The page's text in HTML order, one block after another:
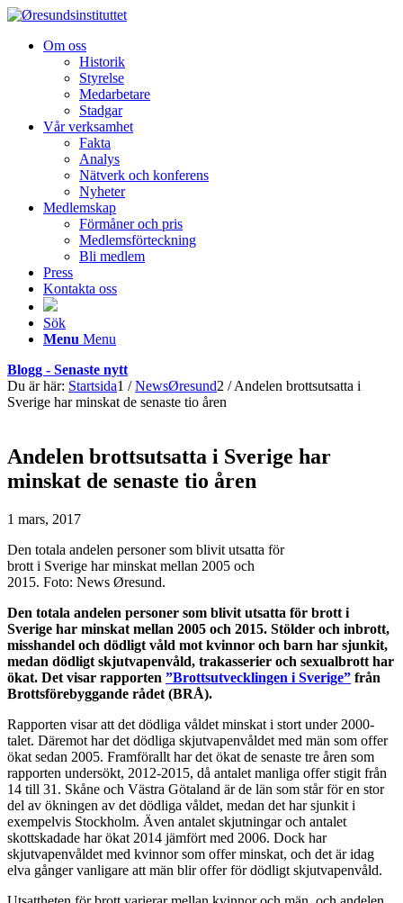
Om oss
Historik
Styrelse
Medarbetare
Stadgar
Vår verksamhet
Fakta
Analys
Nätverk och konferens
Nyheter
Medlemskap
Förmåner och pris
Medlemsförteckning
Bli medlem
Press
Kontakta oss
Sök
Menu Menu
Blogg - Senaste nytt
Du är här: Startsida1 / NewsØresund2 / Andelen brottsutsatta i
Sverige har minskat de senaste tio åren
Andelen brottsutsatta i Sverige har
minskat de senaste tio åren
1 mars, 2017
Den totala andelen personer som blivit utsatta för
brott i Sverige har minskat mellan 2005 och
2015. Foto: News Øresund.
Den totala andelen personer som blivit utsatta för brott i
Sverige har minskat mellan 2005 och 2015. Stölder och inbrott,
misshandel och dödligt våld mot kvinnor och barn har sjunkit,
medan dödligt skjutvapenvåld, trakasserier och sexualbrott har
ökat. Det visar rapporten ”Brottsutvecklingen i Sverige” från
Brottsförebyggande rådet (BRÅ).
Rapporten visar att det dödliga våldet minskat i stort under 2000-
talet. Däremot har det dödliga skjutvapenvåldet med män som offer
ökat sedan 2005. Framförallt har det ökat de senaste tre åren som
rapporten undersökt, 2012-2015, då antalet manliga offer stigit från
14 till 31. Skåne och Västra Götaland är de län som står för en stor
del av ökningen av det dödliga våldet, medan det har sjunkit i
exempelvis Stockholm. Även antalet skjutningar och antalet
skottskadade har ökat 2014 jämfört med 2006. Dock har
skjutvapenvåldet med kvinnor som offer minskat, och det är idag
elva gånger vanligare att män blir offer för dödligt skjutvapenvåld.